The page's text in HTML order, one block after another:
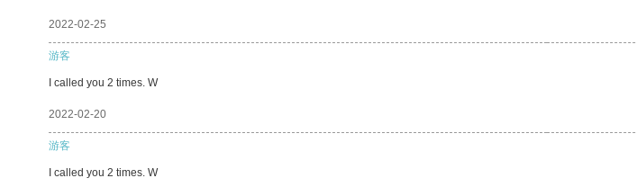
2022-02-25
游客
I called you 2 times. W
2022-02-20
游客
I called you 2 times. W